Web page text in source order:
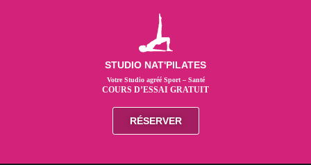
STUDIO NAT'PILATES
Votre Studio agréé Sport – Santé
COURS D’ESSAI GRATUIT
RÉSERVER